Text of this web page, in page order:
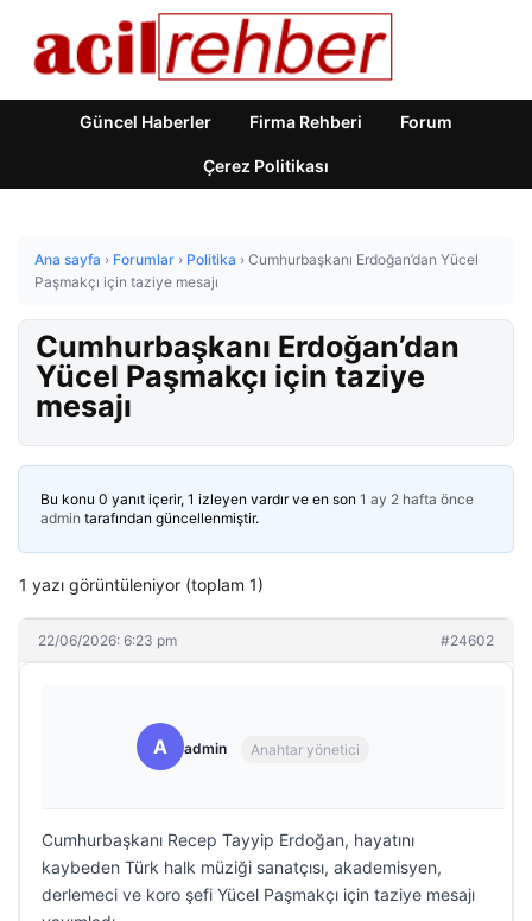
Güncel Haberler Firma Rehberi Forum
Çerez Politikası
Ana sayfa › Forumlar › Politika › Cumhurbaşkanı Erdoğan’dan Yücel
Paşmakçı için taziye mesajı
Cumhurbaşkanı Erdoğan’dan
Yücel Paşmakçı için taziye
mesajı
Bu konu 0 yanıt içerir, 1 izleyen vardır ve en son 1 ay 2 hafta önce
admin tarafından güncellenmiştir.
1 yazı görüntüleniyor (toplam 1)
22/06/2026: 6:23 pm #24602
A admin Anahtar yönetici
Cumhurbaşkanı Recep Tayyip Erdoğan, hayatını
kaybeden Türk halk müziği sanatçısı, akademisyen,
derlemeci ve koro şefi Yücel Paşmakçı için taziye mesajı